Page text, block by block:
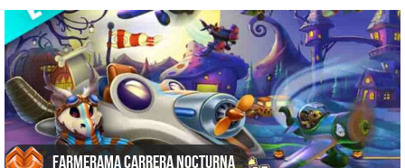
Farmerama Carrera nocturna